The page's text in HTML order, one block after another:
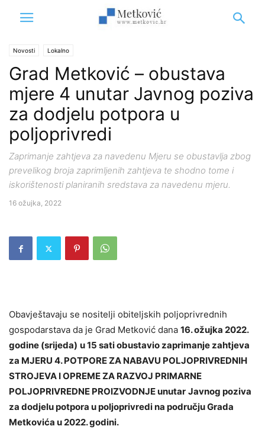
Novosti Lokalno
Grad Metković – obustava
mjere 4 unutar Javnog poziva
za dodjelu potpora u
poljoprivredi
Zaprimanje zahtjeva za navedenu Mjeru se obustavlja zbog
prevelikog broja zaprimljenih zahtjeva te shodno tome i
iskorištenosti planiranih sredstava za navedenu mjeru.
16 ožujka, 2022
Obavještavaju se nositelji obiteljskih poljoprivrednih
gospodarstava da je Grad Metković dana 16. ožujka 2022.
godine (srijeda) u 15 sati obustavio zaprimanje zahtjeva
za MJERU 4. POTPORE ZA NABAVU POLJOPRIVREDNIH
STROJEVA I OPREME ZA RAZVOJ PRIMARNE
POLJOPRIVREDNE PROIZVODNJE unutar Javnog poziva
za dodjelu potpora u poljoprivredi na području Grada
Metkovića u 2022. godini.